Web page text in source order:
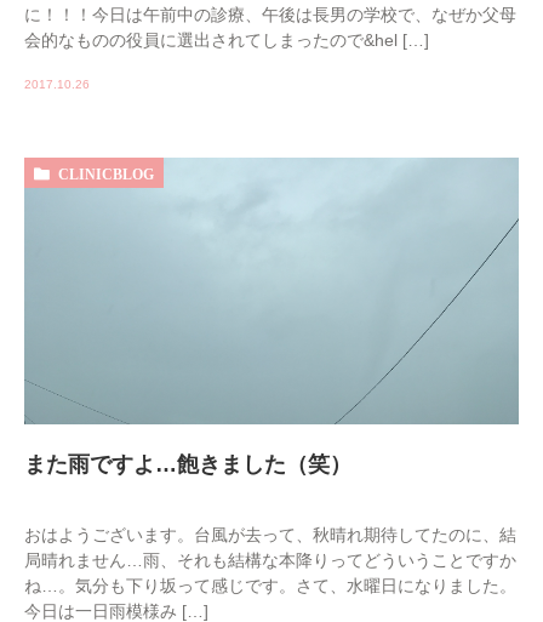
に！！！今日は午前中の診療、午後は長男の学校で、なぜか父母
会的なものの役員に選出されてしまったので&hel […]
2017.10.26
CLINICBLOG
また雨ですよ…飽きました（笑）
おはようございます。台風が去って、秋晴れ期待してたのに、結
局晴れません…雨、それも結構な本降りってどういうことですか
ね…。気分も下り坂って感じです。さて、水曜日になりました。
今日は一日雨模様み […]